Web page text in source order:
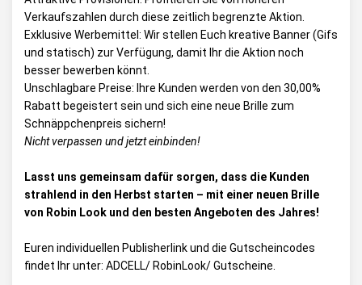
Verkaufszahlen durch diese zeitlich begrenzte Aktion.
Exklusive Werbemittel: Wir stellen Euch kreative Banner (Gifs
und statisch) zur Verfügung, damit Ihr die Aktion noch
besser bewerben könnt.
Unschlagbare Preise: Ihre Kunden werden von den 30,00%
Rabatt begeistert sein und sich eine neue Brille zum
Schnäppchenpreis sichern!
Nicht verpassen und jetzt einbinden!
Lasst uns gemeinsam dafür sorgen, dass die Kunden
strahlend in den Herbst starten – mit einer neuen Brille
von Robin Look und den besten Angeboten des Jahres!
Euren individuellen Publisherlink und die Gutscheincodes
findet Ihr unter: ADCELL/ RobinLook/ Gutscheine